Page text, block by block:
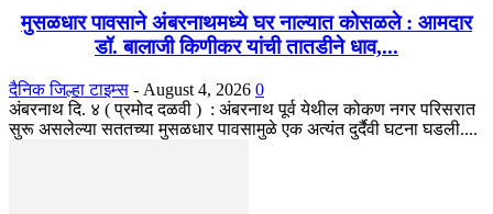
मुसळधार पावसाने अंबरनाथमध्ये घर नाल्यात कोसळले : आमदार
डॉ. बालाजी किणीकर यांची तातडीने धाव,...
दैनिक जिल्हा टाइम्स - August 4, 2026 0
अंबरनाथ दि. ४ ( प्रमोद दळवी ) : अंबरनाथ पूर्व येथील कोकण नगर परिसरात
सुरू असलेल्या सततच्या मुसळधार पावसामुळे एक अत्यंत दुर्दैवी घटना घडली....